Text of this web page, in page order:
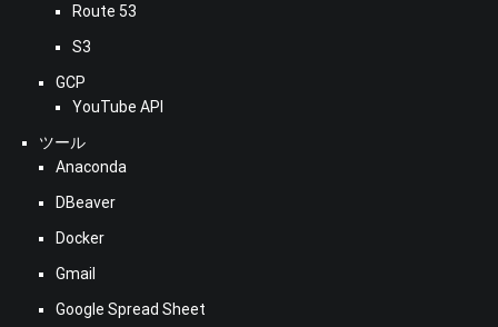
Route 53
S3
GCP
YouTube API
ツール
Anaconda
DBeaver
Docker
Gmail
Google Spread Sheet